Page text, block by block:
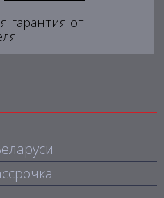
гарантия от